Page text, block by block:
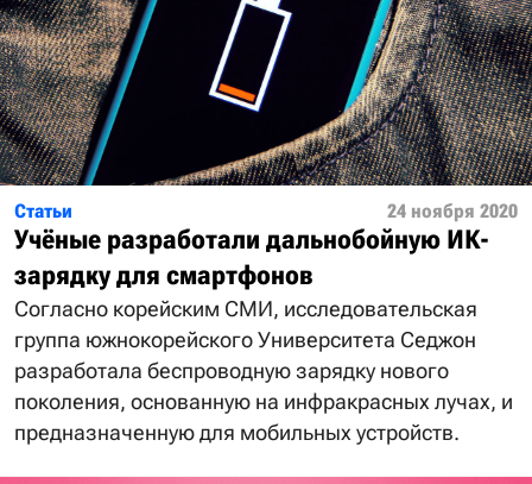
Статьи 24 ноября 2020
Учёные разработали дальнобойную ИК-
зарядку для смартфонов
Согласно корейским СМИ, исследовательская
группа южнокорейского Университета Седжон
разработала беспроводную зарядку нового
поколения, основанную на инфракрасных лучах, и
предназначенную для мобильных устройств.